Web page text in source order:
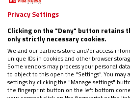
víctimas del colapso del
16/08/2018|LUIS RUSPOLI
“Hoy como cristianos
de las familias y los muertos”,
Un obispo irlandés sobre la
momento perfecto para tomar
pasado”
Los obispos de Costa Rica
Privacy Settings
Clicking on the "Deny" button retains
only strictly necessary cookies.
We and our partners store and/or access
unique IDs in cookies and other browser
Some vendors may process your personal
to object to this open the "Settings". You may
settings by clicking the "Manage settings"
the fingerprint button on the left bottom